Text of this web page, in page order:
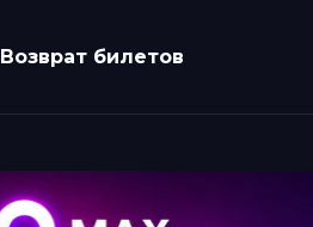
Возврат билетов